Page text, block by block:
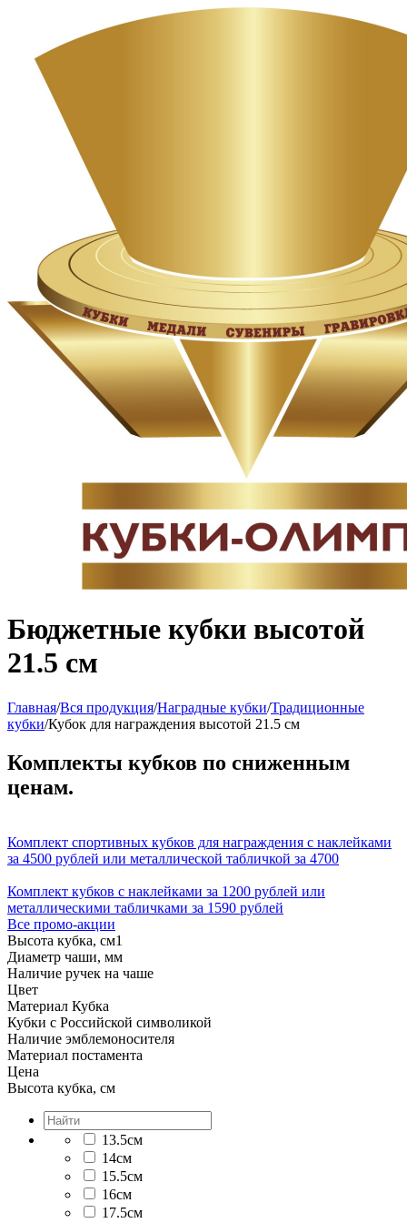
Бюджетные кубки высотой
21.5 см
Главная/Вся продукция/Наградные кубки/Традиционные
кубки/Кубок для награждения высотой 21.5 см
Комплекты кубков по сниженным
ценам.
Комплект спортивных кубков для награждения с наклейками
за 4500 рублей или металлической табличкой за 4700
Комплект кубков с наклейками за 1200 рублей или
металлическими табличками за 1590 рублей
Все промо-акции
Высота кубка, см1
Диаметр чаши, мм
Наличие ручек на чаше
Цвет
Материал Кубка
Кубки с Российской символикой
Наличие эмблемоносителя
Материал постамента
Цена
Высота кубка, см
13.5см
14см
15.5см
16см
17.5см